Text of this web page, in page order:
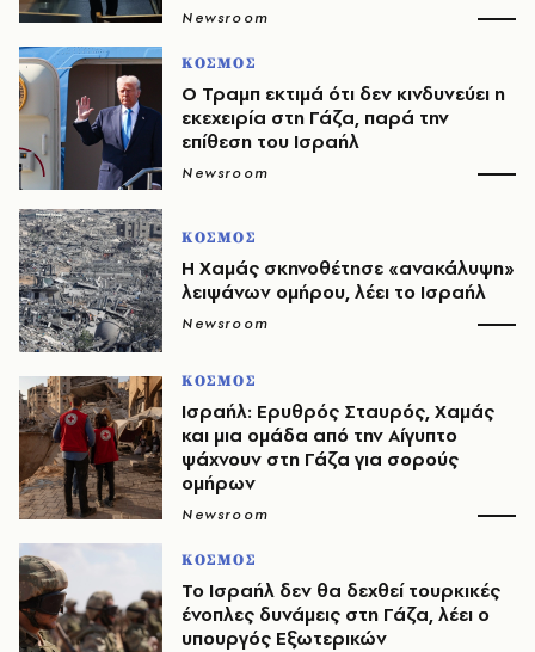
Newsroom
ΚΟΣΜΟΣ
Ο Τραμπ εκτιμά ότι δεν κινδυνεύει η
εκεχειρία στη Γάζα, παρά την
επίθεση του Ισραήλ
Newsroom
ΚΟΣΜΟΣ
H Χαμάς σκηνοθέτησε «ανακάλυψη»
λειψάνων ομήρου, λέει το Ισραήλ
Newsroom
ΚΟΣΜΟΣ
Ισραήλ: Ερυθρός Σταυρός, Χαμάς
και μια ομάδα από την Αίγυπτο
ψάχνουν στη Γάζα για σορούς
ομήρων
Newsroom
ΚΟΣΜΟΣ
Το Ισραήλ δεν θα δεχθεί τουρκικές
ένοπλες δυνάμεις στη Γάζα, λέει ο
υπουργός Εξωτερικών